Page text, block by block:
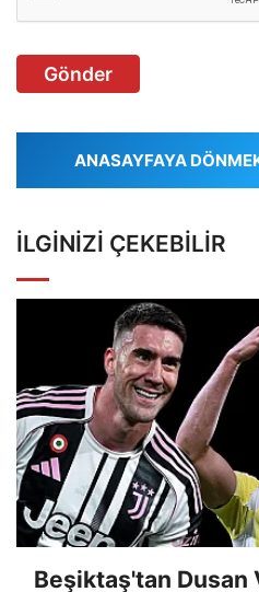
Gönder
ANASAYFAYA
İLGINIZI ÇEKEBILIR
Beşiktaş'tan Dusan